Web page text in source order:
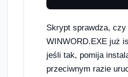
Skrypt sprawdza, czy
WINWORD.EXE już
jeśli tak, pomija
przeciwnym razie